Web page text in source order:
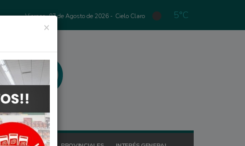
Viernes, 07 de Agosto de 2026 - Cielo Claro 5°C
×